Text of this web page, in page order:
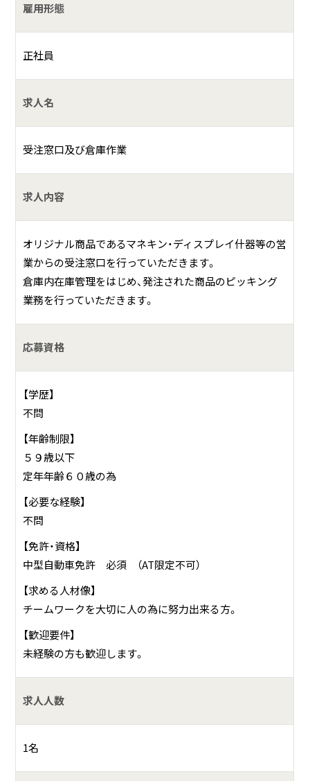
雇用形態
正社員
求人名
受注窓口及び倉庫作業
求人内容
オリジナル商品であるマネキン・ディスプレイ什器等の営
業からの受注窓口を行っていただきます。
倉庫内在庫管理をはじめ、発注された商品のピッキング
業務を行っていただきます。
応募資格
【学歴】
不問
【年齢制限】
５９歳以下
定年年齢６０歳の為
【必要な経験】
不問
【免許・資格】
中型自動車免許 必須 （AT限定不可）
【求める人材像】
チームワークを大切に人の為に努力出来る方。
【歓迎要件】
未経験の方も歓迎します。
求人人数
1名